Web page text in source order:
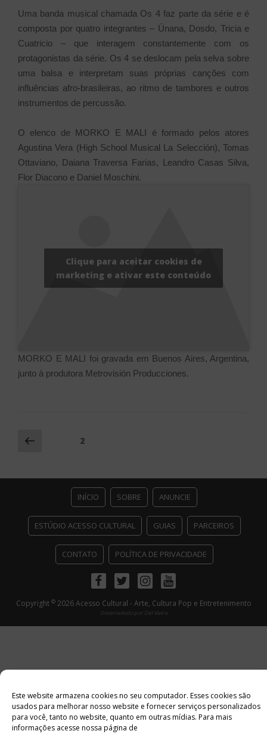
Este website armazena cookies no seu computador. Esses cookies são
usados ​​para melhorar nosso website e fornecer serviços personalizados
para você, tanto no website, quanto em outras mídias. Para mais
informações acesse nossa página de
Uma banda musical chamada Os 4 faz parte da série e é
composta por quatro integrantes – Únana, Dosdo, Tricia e
Cuatricio – que interagem constantemente com os
protagonistas da série. Os 4 se deslocam pela selva sobre
uma balsa e interpretam suas próprias canções com
influências afro-brasileiras, ao ritmo de tambores e outros
instrumentos de percussão.
O elenco de MORKO E MALI é formado pelos atores
Agustina Vera (High School Musical La Selección), Tomas
Ottaviano, Daiana Traversa Farias, Leandro Casas Silva,
Flor Diacono e Daniel Moschini.
Clique para aceitar cookies de
marketing e ativar este conteúdo
MORKO E MALI foi gravada em Buenos Aires, Argentina,
junto à produtora Metrovisión Producciones.
Navegação
Página
2
INÍCIO SOBRE ANUNCIE
ESTÚDIO ACESSO CULTURAL GUIAS PARCEIROS
CONTATO POLÍTICA DE PRIVACIDADE
FacebookTwitterInstagramYoutube
Copyright ©2026 Acesso Cultural - Arte, Cultura Pop e Entretenimento
Desenvolvido por Del Vieira